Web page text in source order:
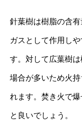
針葉樹は樹脂の含
ガスとして作用し
す。対して広葉樹
場合が多いため火
れます。焚き火で
と良いでしょう。